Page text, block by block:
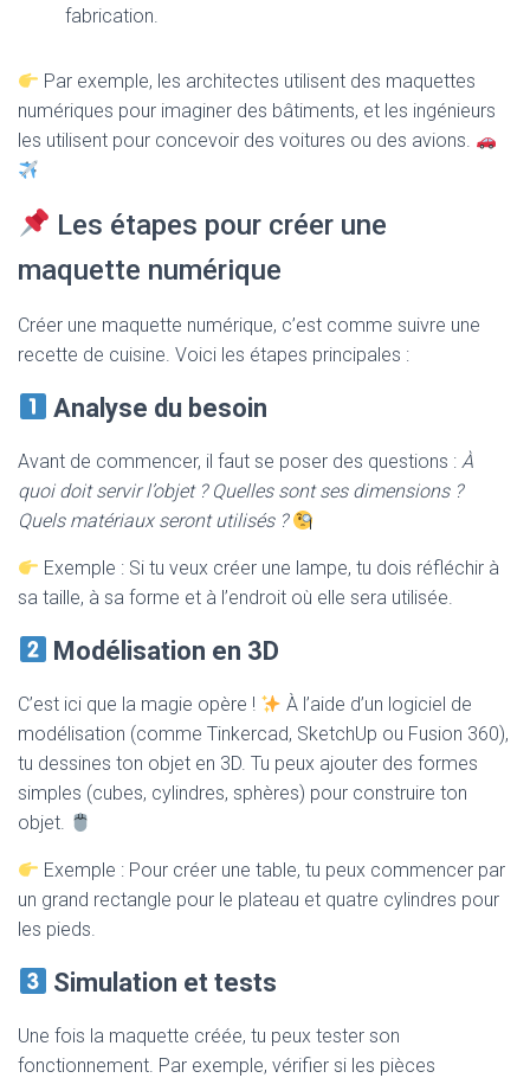
fabrication.
Par exemple, les architectes utilisent des maquettes
numériques pour imaginer des bâtiments, et les ingénieurs
les utilisent pour concevoir des voitures ou des avions.
Les étapes pour créer une
maquette numérique
Créer une maquette numérique, c’est comme suivre une
recette de cuisine. Voici les étapes principales :
Analyse du besoin
Avant de commencer, il faut se poser des questions : À
quoi doit servir l’objet ? Quelles sont ses dimensions ?
Quels matériaux seront utilisés ?
Exemple : Si tu veux créer une lampe, tu dois réfléchir à
sa taille, à sa forme et à l’endroit où elle sera utilisée.
Modélisation en 3D
C’est ici que la magie opère !
À l’aide d’un logiciel de
modélisation (comme Tinkercad, SketchUp ou Fusion 360),
tu dessines ton objet en 3D. Tu peux ajouter des formes
simples (cubes, cylindres, sphères) pour construire ton
objet.
Exemple : Pour créer une table, tu peux commencer par
un grand rectangle pour le plateau et quatre cylindres pour
les pieds.
Simulation et tests
Une fois la maquette créée, tu peux tester son
fonctionnement. Par exemple, vérifier si les pièces